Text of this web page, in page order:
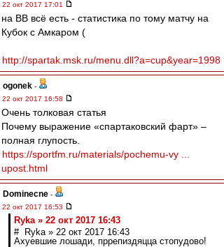
22 окт 2017 17:01
на ВВ всё есть - статистика по тому матчу на
Кубок с Амкаром (
http://spartak.msk.ru/menu.dll?a=cup&year=1998
ogonek -
22 окт 2017 16:58
Очень толковая статья
Почему выражение «спартаковский фарт» –
полная глупость.
https://sportfm.ru/materials/pochemu-vy ...
upost.html
Dominecne -
22 окт 2017 16:53
Ryka » 22 окт 2017 16:43
# Ryka » 22 окт 2017 16:43
Ахуевшие лошади, пррепиздяцца стопудово!